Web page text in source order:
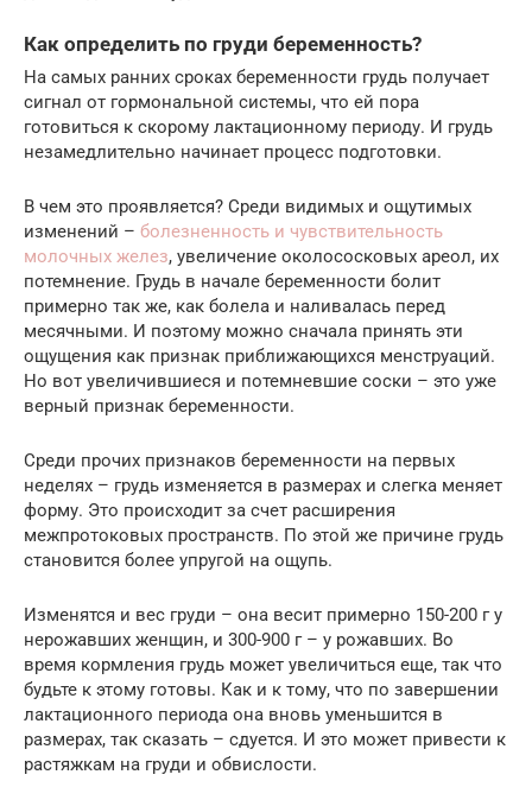
Как определить по груди беременность?
На самых ранних сроках беременности грудь получает
сигнал от гормональной системы, что ей пора
готовиться к скорому лактационному периоду. И грудь
незамедлительно начинает процесс подготовки.
В чем это проявляется? Среди видимых и ощутимых
изменений – болезненность и чувствительность
молочных желез, увеличение околососковых ареол, их
потемнение. Грудь в начале беременности болит
примерно так же, как болела и наливалась перед
месячными. И поэтому можно сначала принять эти
ощущения как признак приближающихся менструаций.
Но вот увеличившиеся и потемневшие соски – это уже
верный признак беременности.
Среди прочих признаков беременности на первых
неделях – грудь изменяется в размерах и слегка меняет
форму. Это происходит за счет расширения
межпротоковых пространств. По этой же причине грудь
становится более упругой на ощупь.
Изменятся и вес груди – она весит примерно 150-200 г у
нерожавших женщин, и 300-900 г – у рожавших. Во
время кормления грудь может увеличиться еще, так что
будьте к этому готовы. Как и к тому, что по завершении
лактационного периода она вновь уменьшится в
размерах, так сказать – сдуется. И это может привести к
растяжкам на груди и обвислости.